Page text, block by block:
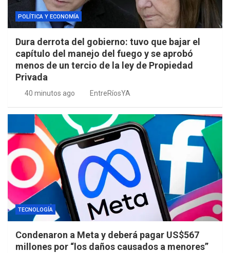
POLÍTICA Y ECONOMÍA
Dura derrota del gobierno: tuvo que bajar el
capítulo del manejo del fuego y se aprobó
menos de un tercio de la ley de Propiedad
Privada
40 minutos ago EntreRíosYA
TECNOLOGÍA
Condenaron a Meta y deberá pagar US$567
millones por “los daños causados a menores”